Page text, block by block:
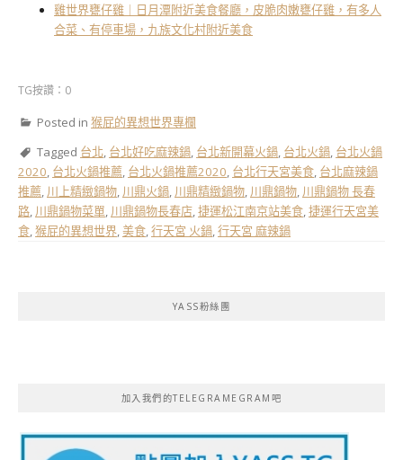
雞世界甕仔雞｜日月潭附近美食餐廳，皮脆肉嫩甕仔雞，有多人
合菜、有停車場，九族文化村附近美食
TG按讚：0
Posted in 猴屁的異想世界專欄
Tagged 台北, 台北好吃麻辣鍋, 台北新開幕火鍋, 台北火鍋, 台北火鍋
2020, 台北火鍋推薦, 台北火鍋推薦2020, 台北行天宮美食, 台北麻辣鍋
推薦, 川上精緻鍋物, 川鼎火鍋, 川鼎精緻鍋物, 川鼎鍋物, 川鼎鍋物 長春
路, 川鼎鍋物菜單, 川鼎鍋物長春店,捷運松江南京站美食,捷運行天宮美
食,猴屁的異想世界,美食,行天宮 火鍋,行天宮 麻辣鍋
YASS粉絲團
加入我們的TELEGRAMEGRAM吧